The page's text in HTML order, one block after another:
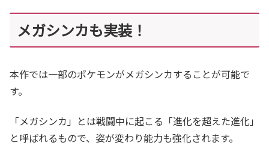
メガシンカも実装！
本作では一部のポケモンがメガシンカすることが可能で
す。
「メガシンカ」とは戦闘中に起こる「進化を超えた進化」
と呼ばれるもので、姿が変わり能力も強化されます。